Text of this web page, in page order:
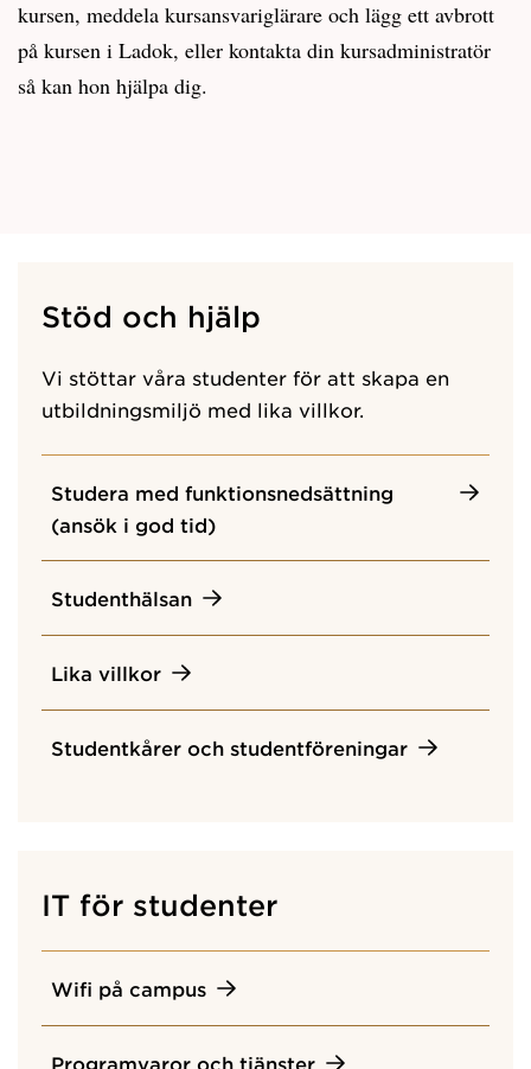
kursen, meddela kursansvariglärare och lägg ett avbrott
på kursen i Ladok, eller kontakta din kursadministratör
så kan hon hjälpa dig.
Stöd och hjälp
Vi stöttar våra studenter för att skapa en
utbildningsmiljö med lika villkor.
Studera med funktionsnedsättning
(ansök i god tid)
Studenthälsan
Lika villkor
Studentkårer och studentföreningar
IT för studenter
Wifi på campus
Programvaror och tjänster